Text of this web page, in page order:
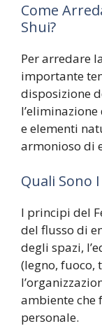
Come
Shui?
Per arredare
importante
disposizione
e elementi
armonioso di
Quali Sono
I principi del
del flusso di
degli spazi,
(legno, fuoco,
ambiente che
personale.